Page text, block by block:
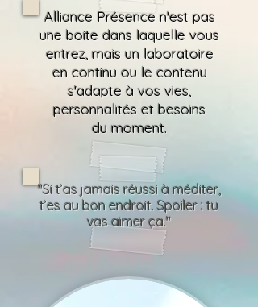
Alliance Présence n'est pas
une boite dans laquelle vous
entrez, mais un laboratoire
en continu ou le contenu
s'adapte à vos vies,
personnalités et besoins
du moment.
"Si t’as jamais réussi à méditer,
t’es au bon endroit. Spoiler : tu
vas aimer ça."